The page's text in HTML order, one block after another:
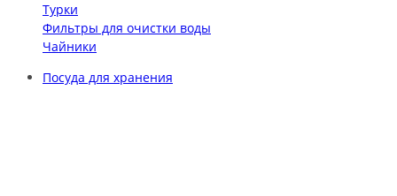
Турки
Фильтры для очистки воды
Чайники
Посуда для хранения